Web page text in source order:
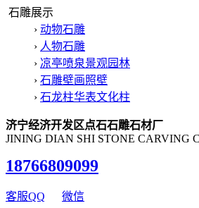
石雕展示
› 动物石雕
› 人物石雕
› 凉亭喷泉景观园林
› 石雕壁画照壁
› 石龙柱华表文化柱
济宁经济开发区点石石雕石材厂
JINING DIAN SHI STONE CARVING
18766809099
客服QQ 微信